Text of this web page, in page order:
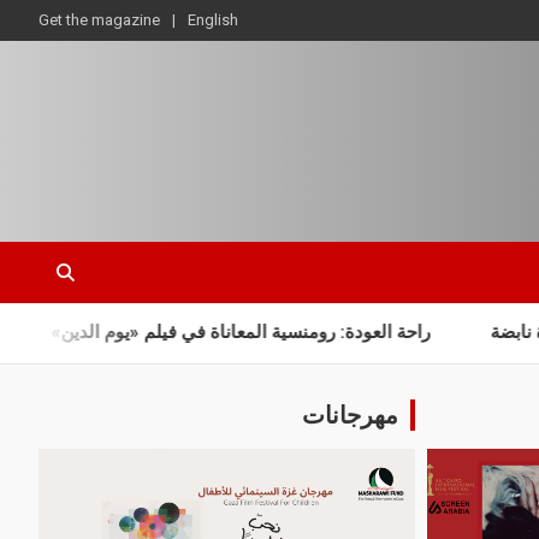
English
Get the magazine
العودة: رومنسية المعاناة في فيلم «يوم الدين» رقية: بين
مهرجانات